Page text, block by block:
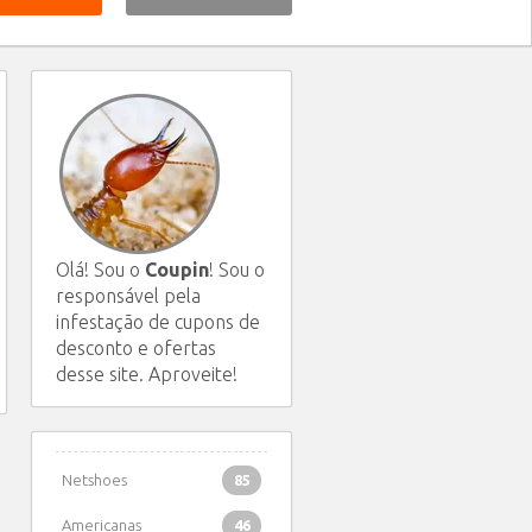
Olá! Sou o Coupin! Sou o
responsável pela
infestação de cupons de
desconto e ofertas
desse site. Aproveite!
Netshoes 85
Americanas 46